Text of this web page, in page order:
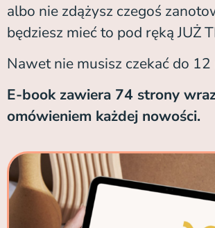
albo nie zdążysz czegoś
będziesz mieć to pod ręką JUŻ
Nawet nie musisz czekać do 12
E-book zawiera 74 strony
omówieniem każdej nowości.